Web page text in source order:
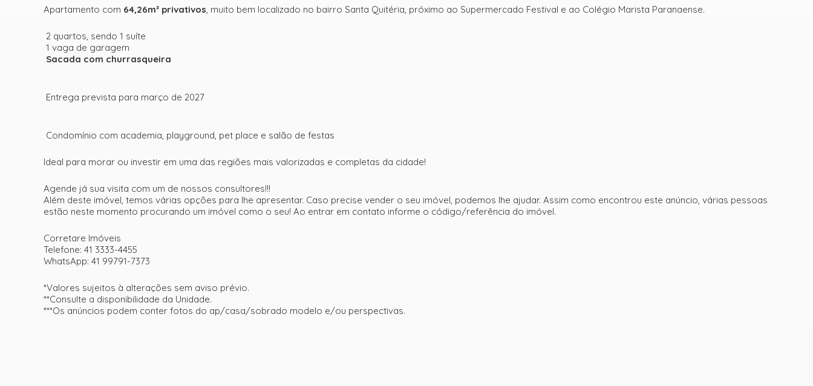
Apartamento com 64,26m² privativos, muito bem localizado no bairro Santa Quitéria, próximo ao Supermercado Festival e ao Colégio Marista Paranaense.
2 quartos, sendo 1 suíte
1 vaga de garagem
Sacada com churrasqueira
Entrega prevista para março de 2027
Condomínio com academia, playground, pet place e salão de festas
Ideal para morar ou investir em uma das regiões mais valorizadas e completas da cidade!
Agende já sua visita com um de nossos consultores!!!
Além deste imóvel, temos várias opções para lhe apresentar. Caso precise vender o seu imóvel, podemos lhe ajudar. Assim como encontrou este anúncio, várias pessoas
estão neste momento procurando um imóvel como o seu! Ao entrar em contato informe o código/referência do imóvel.
Corretare Imóveis
Telefone: 41 3333-4455
WhatsApp: 41 99791-7373
*Valores sujeitos à alterações sem aviso prévio.
**Consulte a disponibilidade da Unidade.
***Os anúncios podem conter fotos do ap/casa/sobrado modelo e/ou perspectivas.